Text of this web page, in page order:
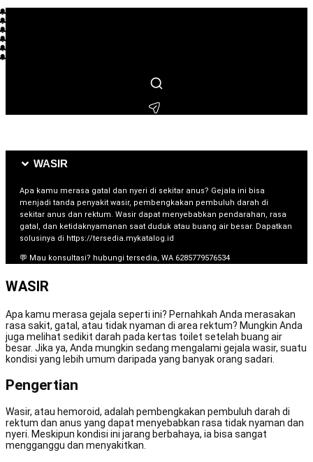
L*** membeli beberapa jam lalu
S***** membeli beberapa menit lalu
F**** membeli beberapa jam lalu
T**** membeli beberapa hari lalu
H*** membeli beberapa menit lalu
B**** membeli beberapa menit lalu
WASIR
Apa kamu merasa gatal dan nyeri di sekitar anus? Gejala ini bisa
menjadi tanda penyakit wasir, pembengkakan pembuluh darah di
sekitar anus dan rektum. Wasir dapat menyebabkan pendarahan, rasa
gatal, dan ketidaknyamanan saat duduk atau buang air besar. Dapatkan
solusinya di https://tersedia.mykatalog.id
💬 Mau konsultasi? hubungi tersedia, WA 6285779576534
WASIR
Apa kamu merasa gejala seperti ini? Pernahkah Anda merasakan
rasa sakit, gatal, atau tidak nyaman di area rektum? Mungkin Anda
juga melihat sedikit darah pada kertas toilet setelah buang air
besar. Jika ya, Anda mungkin sedang mengalami gejala wasir, suatu
kondisi yang lebih umum daripada yang banyak orang sadari.
Pengertian
Wasir, atau hemoroid, adalah pembengkakan pembuluh darah di
rektum dan anus yang dapat menyebabkan rasa tidak nyaman dan
nyeri. Meskipun kondisi ini jarang berbahaya, ia bisa sangat
mengganggu dan menyakitkan.